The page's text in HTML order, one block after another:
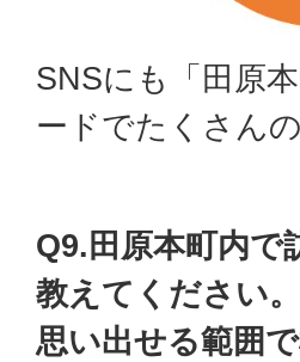
SNSにも「田原
ードでたくさん
Q9.田原本町内で
教えてください。
思い出せる範囲